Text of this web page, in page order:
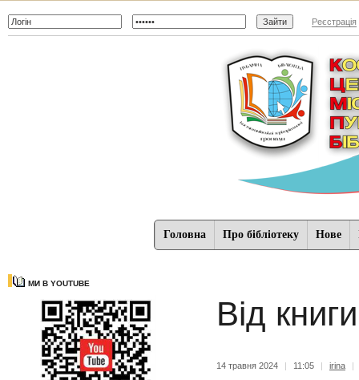
Реєстрація
Головна Про бібліотеку Нове
МИ В YOUTUBE
Від
14 травня 2024 | 11:05 | irina |